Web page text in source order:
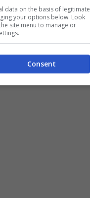
ospiti (Buttalapasta.it)
data on the basis of legitimate
your options below. Look
site menu to manage or
Consent